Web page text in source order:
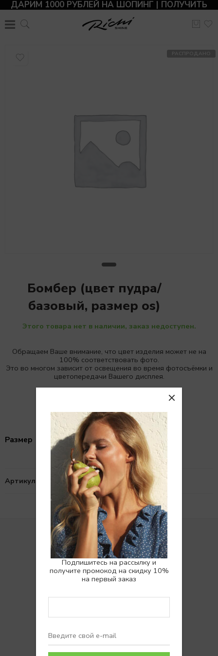
Подпишитесь на рассылку и
получите промокод на скидку 10%
на первый заказ
ДАРИМ 1000 РУБЛЕЙ НА ШОПИНГ | ПОЛУЧИТЬ
РАСПРОДАНО
Бомбер (цвет пудра/
базовый, размер os)
Этого товара нет в наличии, заказ недоступен.
Обращаем Ваше внимание, что цвет изделия может не на
100% соответствовать фото.
Это во многом зависит от освещения во время фотосъёмки и
цветопередачи Вашего дисплея.
Детали Отзывы (0)
Размер
Артикул:
Покупателям
Отзывы